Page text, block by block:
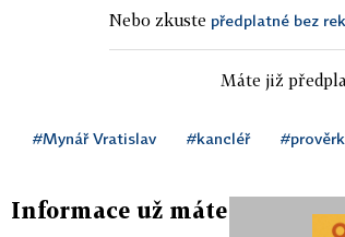
Nebo zkuste předplatné bez
Máte již
#Mynář Vratislav #kancléř
Informace už máte